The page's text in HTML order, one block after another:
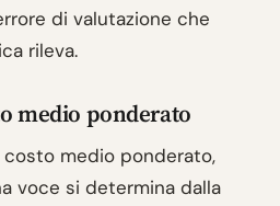
di valutazione che
rileva.
medio ponderato
medio ponderato,
voce si determina dalla